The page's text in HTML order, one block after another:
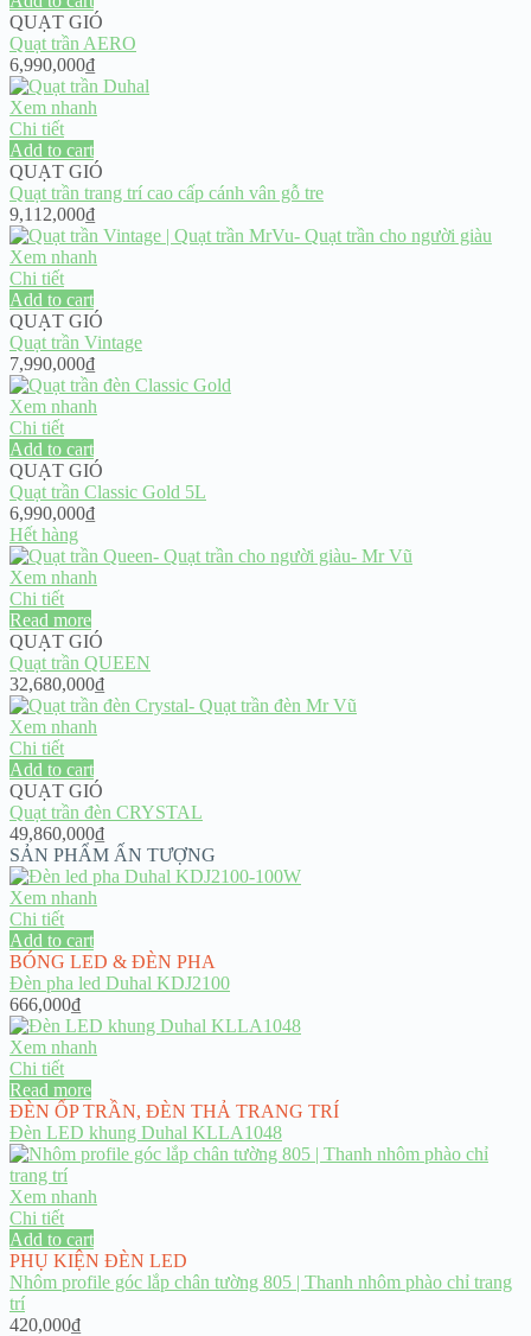
QUẠT GIÓ
Quạt trần AERO
6,990,000₫
Xem nhanh
Chi tiết
Add to cart
QUẠT GIÓ
Quạt trần trang trí cao cấp cánh vân gỗ tre
9,112,000₫
Xem nhanh
Chi tiết
Add to cart
QUẠT GIÓ
Quạt trần Vintage
7,990,000₫
Xem nhanh
Chi tiết
Add to cart
QUẠT GIÓ
Quạt trần Classic Gold 5L
6,990,000₫
Hết hàng
Xem nhanh
Chi tiết
Read more
QUẠT GIÓ
Quạt trần QUEEN
32,680,000₫
Xem nhanh
Chi tiết
Add to cart
QUẠT GIÓ
Quạt trần đèn CRYSTAL
49,860,000₫
SẢN PHẨM ẤN TƯỢNG
Xem nhanh
Chi tiết
Add to cart
BÓNG LED & ĐÈN PHA
Đèn pha led Duhal KDJ2100
666,000₫
Xem nhanh
Chi tiết
Read more
ĐÈN ỐP TRẦN, ĐÈN THẢ TRANG TRÍ
Đèn LED khung Duhal KLLA1048
Xem nhanh
Chi tiết
Add to cart
PHỤ KIỆN ĐÈN LED
Nhôm profile góc lắp chân tường 805 | Thanh nhôm phào chỉ trang
trí
420,000₫